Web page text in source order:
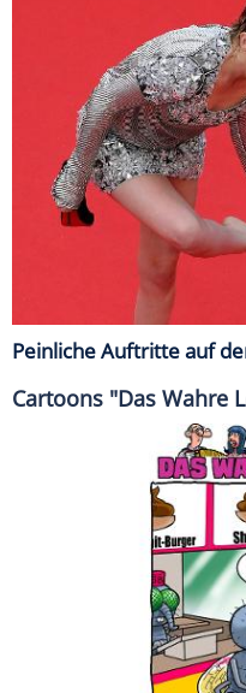
Peinliche Auftritte auf
Cartoons "Das Wahre